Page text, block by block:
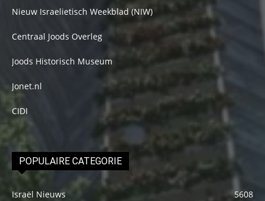
Nieuw Israelietisch Weekblad (NIW)
Centraal Joods Overleg
Joods Historisch Museum
Jonet.nl
CIDI
POPULAIRE CATEGORIE
Israël Nieuws
5608